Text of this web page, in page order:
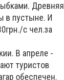
Древняя
в пустыне. И
с чел.за
В апреле -
туристов
обеспечен.